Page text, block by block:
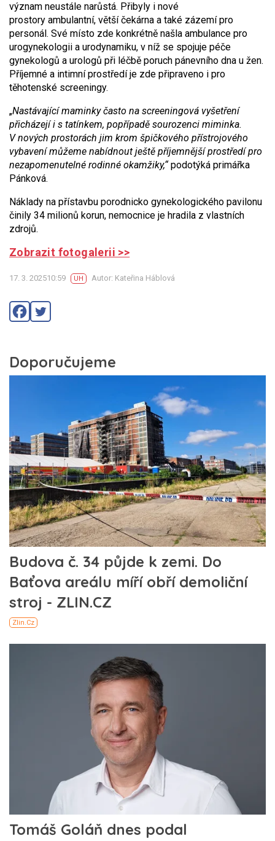
význam neustále narůstá. Přibyly i nové
prostory ambulantní, větší čekárna a také zázemí pro
personál. Své místo zde konkrétně našla ambulance pro
urogynekologii a urodynamiku, v níž se spojuje péče
gynekologů a urologů při léčbě poruch pánevního dna u žen.
Příjemné a intimní prostředí je zde připraveno i pro
těhotenské screeningy.
„Nastávající maminky často na screeningová vyšetření
přicházejí i s tatínkem, popřípadě sourozenci miminka.
V nových prostorách jim krom špičkového přístrojového
vybavení můžeme nabídnout ještě příjemnější prostředí pro
nezapomenutelné rodinné okamžiky,“podotýká primářka
Pánková.
Náklady na přístavbu porodnicko gynekologického pavilonu
činily 34 milionů korun, nemocnice je hradila z vlastních
zdrojů.
Zobrazit fotogalerii >>
17. 3. 202510:59 UH Autor: Kateřina Háblová